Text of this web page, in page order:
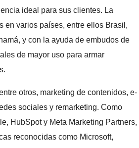
ideal para sus clientes. La
en varios países, entre ellos Brasil,
y con la ayuda de embudos de
de mayor uso para armar
otros, marketing de contenidos, e-
sociales y remarketing. Como
HubSpot y Meta Marketing Partners,
reconocidas como Microsoft,